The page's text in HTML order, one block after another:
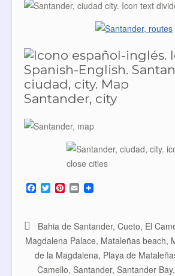
Santander, city
F
a
b
o
o
k
T
w
t
e
r
P
e
r
e
s
t
E
m
l
Bahia de Santander, Cueto, El
Magdalena Palace, Mataleñas beach,
de la Magdalena, Playa de
Camello, Santander, Santander Bay,